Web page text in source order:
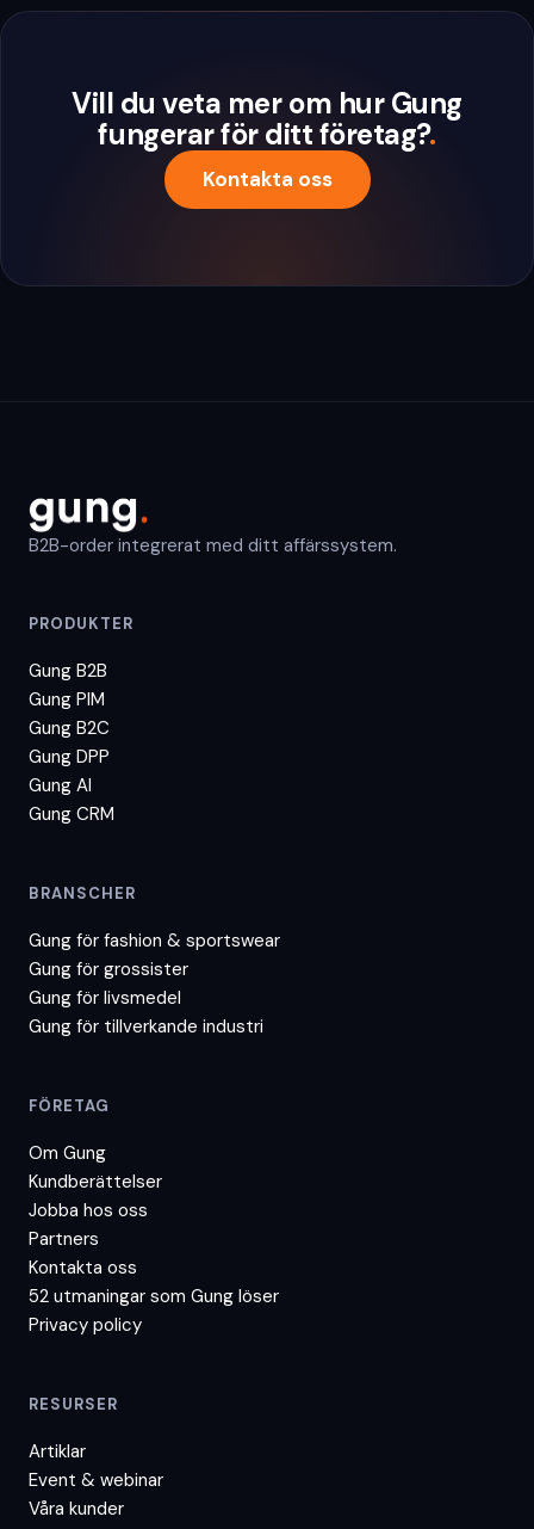
Vill du veta mer om hur Gung
fungerar för ditt företag?.
Kontakta oss
B2B-order integrerat med ditt affärssystem.
PRODUKTER
Gung B2B
Gung PIM
Gung B2C
Gung DPP
Gung AI
Gung CRM
BRANSCHER
Gung för fashion & sportswear
Gung för grossister
Gung för livsmedel
Gung för tillverkande industri
FÖRETAG
Om Gung
Kundberättelser
Jobba hos oss
Partners
Kontakta oss
52 utmaningar som Gung löser
Privacy policy
RESURSER
Artiklar
Event & webinar
Våra kunder